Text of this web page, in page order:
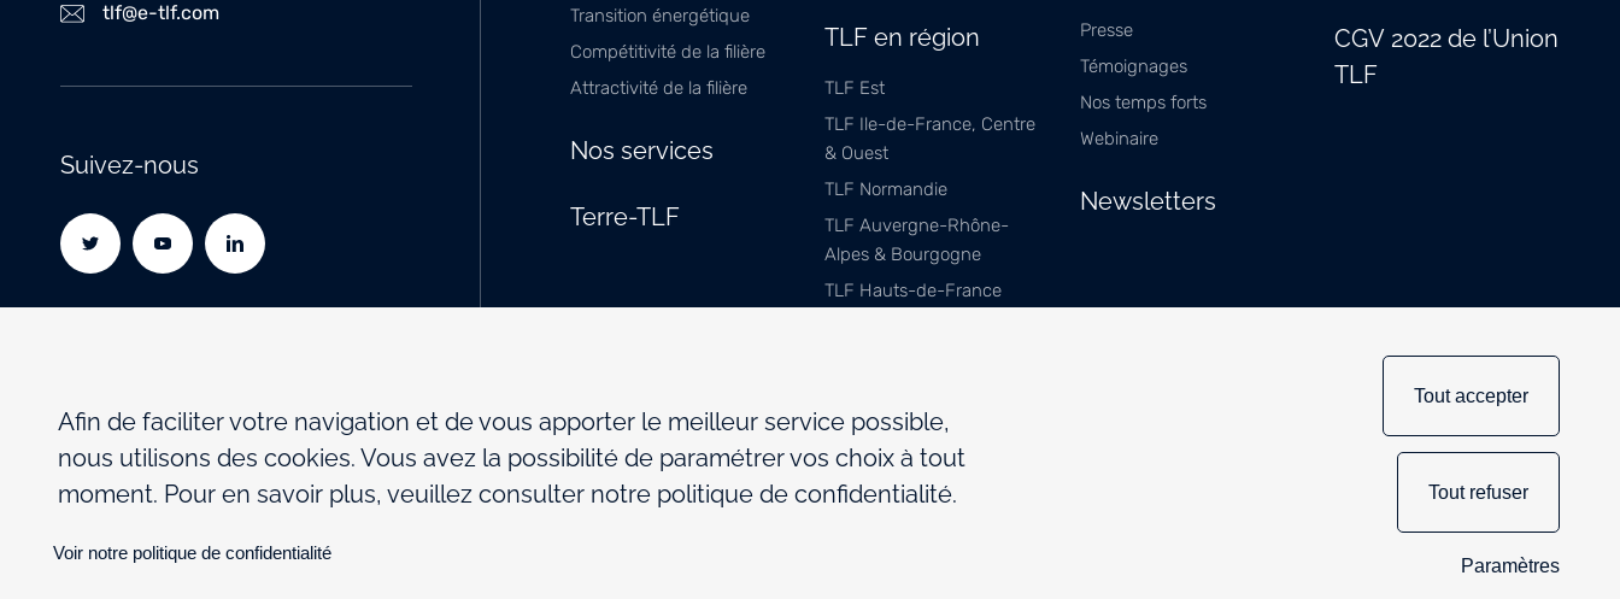
tlf@e-tlf.com
Suivez-nous
Transition énergétique
Compétitivité de la filière
Attractivité de la filière
Nos services
Terre-TLF
TLF en région
TLF Est
TLF Ile-de-France, Centre
& Ouest
TLF Normandie
TLF Auvergne-Rhône-
Alpes & Bourgogne
TLF Hauts-de-France
Presse
Témoignages
Nos temps forts
Webinaire
Newsletters
CGV 2022 de l’Union
TLF
Afin de faciliter votre navigation et de vous apporter le meilleur service possible,
nous utilisons des cookies. Vous avez la possibilité de paramétrer vos choix à tout
moment. Pour en savoir plus, veuillez consulter notre politique de confidentialité.
Tout accepter
Tout refuser
Paramètres
Voir notre politique de confidentialité